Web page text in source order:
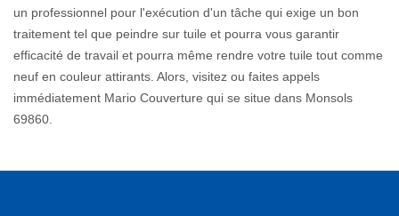
un professionnel pour l'exécution d'un tâche qui exige un bon
traitement tel que peindre sur tuile et pourra vous garantir
efficacité de travail et pourra même rendre votre tuile tout comme
neuf en couleur attirants. Alors, visitez ou faites appels
immédiatement Mario Couverture qui se situe dans Monsols
69860.